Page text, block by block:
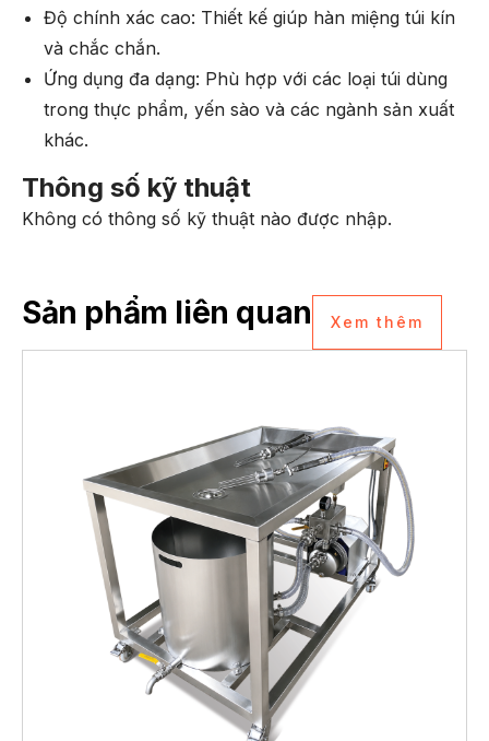
Độ chính xác cao: Thiết kế giúp hàn miệng túi kín
và chắc chắn.
Ứng dụng đa dạng: Phù hợp với các loại túi dùng
trong thực phẩm, yến sào và các ngành sản xuất
khác.
Thông số kỹ thuật
Không có thông số kỹ thuật nào được nhập.
Sản phẩm liên quan Xem thêm